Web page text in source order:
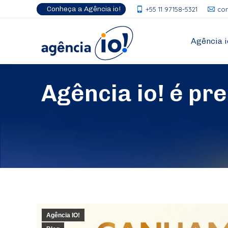
Conheça a Agência io! +55 11 97158-5321
Agência
Agência io! é
Agência IO!